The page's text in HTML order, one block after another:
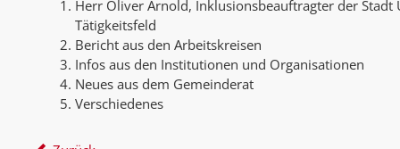
Herr Oliver Arnold, Inklusionsbeauftragter der
Tätigkeitsfeld
Bericht aus den Arbeitskreisen
Infos aus den Institutionen und Organisationen
Neues aus dem Gemeinderat
Verschiedenes